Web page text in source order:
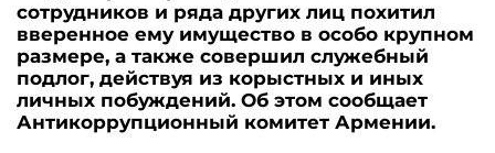
сотрудников и ряда других лиц похитил
вверенное ему имущество в особо крупном
размере, а также совершил служебный
подлог, действуя из корыстных и иных
личных побуждений. Об этом сообщает
Антикоррупционный комитет Армении.